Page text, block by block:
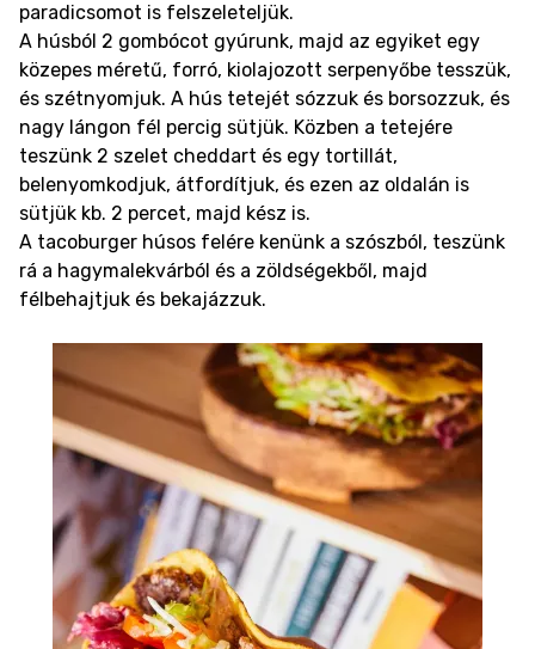
paradicsomot is felszeleteljük.
A húsból 2 gombócot gyúrunk, majd az egyiket egy
közepes méretű, forró, kiolajozott serpenyőbe tesszük,
és szétnyomjuk. A hús tetejét sózzuk és borsozzuk, és
nagy lángon fél percig sütjük. Közben a tetejére
teszünk 2 szelet cheddart és egy tortillát,
belenyomkodjuk, átfordítjuk, és ezen az oldalán is
sütjük kb. 2 percet, majd kész is.
A tacoburger húsos felére kenünk a szószból, teszünk
rá a hagymalekvárból és a zöldségekből, majd
félbehajtjuk és bekajázzuk.